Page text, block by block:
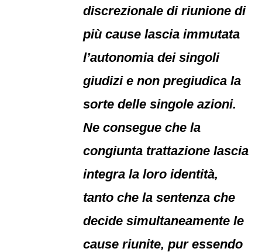
discrezionale di riunione di
più cause lascia immutata
l’autonomia dei singoli
giudizi e non pregiudica la
sorte delle singole azioni.
Ne consegue che la
congiunta trattazione lascia
integra la loro identità,
tanto che la sentenza che
decide simultaneamente le
cause riunite, pur essendo